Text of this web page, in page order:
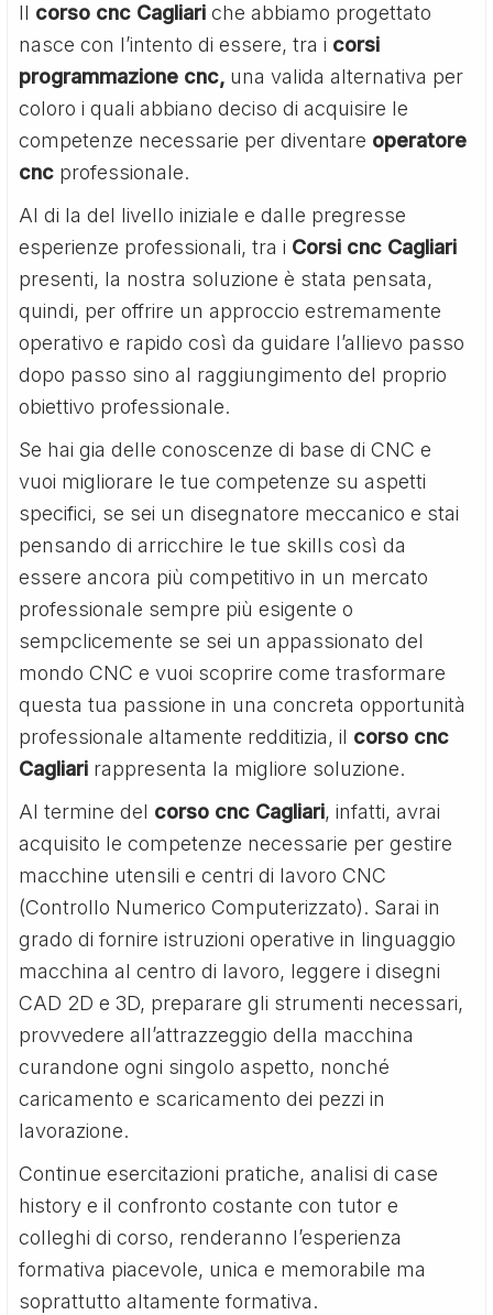
Il corso cnc Cagliari che abbiamo progettato
nasce con l’intento di essere, tra i corsi
programmazione cnc, una valida alternativa per
coloro i quali abbiano deciso di acquisire le
competenze necessarie per diventare operatore
cnc professionale.
Al di la del livello iniziale e dalle pregresse
esperienze professionali, tra i Corsi cnc Cagliari
presenti, la nostra soluzione è stata pensata,
quindi, per offrire un approccio estremamente
operativo e rapido così da guidare l’allievo passo
dopo passo sino al raggiungimento del proprio
obiettivo professionale.
Se hai gia delle conoscenze di base di CNC e
vuoi migliorare le tue competenze su aspetti
specifici, se sei un disegnatore meccanico e stai
pensando di arricchire le tue skills così da
essere ancora più competitivo in un mercato
professionale sempre più esigente o
sempclicemente se sei un appassionato del
mondo CNC e vuoi scoprire come trasformare
questa tua passione in una concreta opportunità
professionale altamente redditizia, il corso cnc
Cagliari rappresenta la migliore soluzione.
Al termine del corso cnc Cagliari, infatti, avrai
acquisito le competenze necessarie per gestire
macchine utensili e centri di lavoro CNC
(Controllo Numerico Computerizzato). Sarai in
grado di fornire istruzioni operative in linguaggio
macchina al centro di lavoro, leggere i disegni
CAD 2D e 3D, preparare gli strumenti necessari,
provvedere all’attrazzeggio della macchina
curandone ogni singolo aspetto, nonché
caricamento e scaricamento dei pezzi in
lavorazione.
Continue esercitazioni pratiche, analisi di case
history e il confronto costante con tutor e
colleghi di corso, renderanno l’esperienza
formativa piacevole, unica e memorabile ma
soprattutto altamente formativa.